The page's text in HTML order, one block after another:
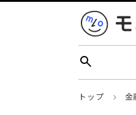
トップ 金